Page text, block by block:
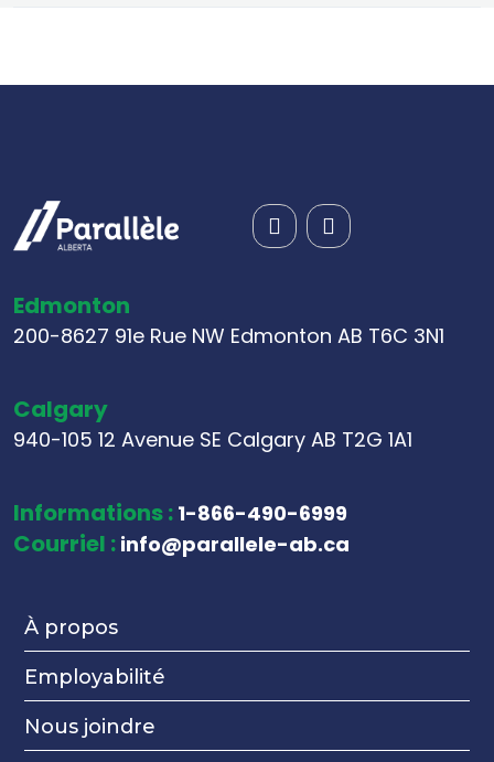
Edmonton
200-8627 91e Rue NW Edmonton AB T6C 3N1
Calgary
940-105 12 Avenue SE Calgary AB T2G 1A1
Informations : 1-866-490-6999
Courriel : info@parallele-ab.ca
À propos
Employabilité
Nous joindre